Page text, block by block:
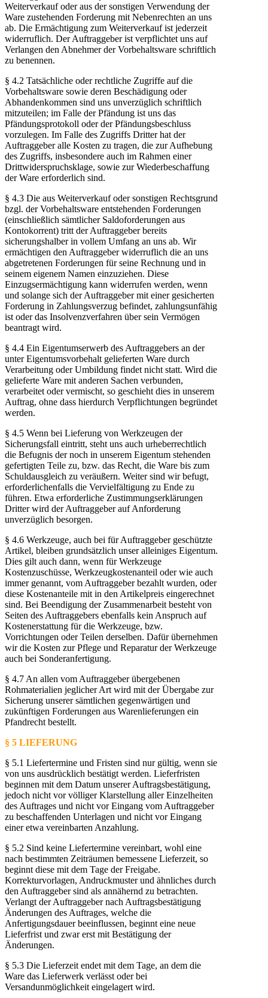
Weiterverkauf oder aus der sonstigen Verwendung der
Ware zustehenden Forderung mit Nebenrechten an uns
ab. Die Ermächtigung zum Weiterverkauf ist jederzeit
widerruflich. Der Auftraggeber ist verpflichtet uns auf
Verlangen den Abnehmer der Vorbehaltsware schriftlich
zu benennen.
§ 4.2 Tatsächliche oder rechtliche Zugriffe auf die
Vorbehaltsware sowie deren Beschädigung oder
Abhandenkommen sind uns unverzüglich schriftlich
mitzuteilen; im Falle der Pfändung ist uns das
Pfändungsprotokoll oder der Pfändungsbeschluss
vorzulegen. Im Falle des Zugriffs Dritter hat der
Auftraggeber alle Kosten zu tragen, die zur Aufhebung
des Zugriffs, insbesondere auch im Rahmen einer
Drittwiderspruchsklage, sowie zur Wiederbeschaffung
der Ware erforderlich sind.
§ 4.3 Die aus Weiterverkauf oder sonstigen Rechtsgrund
bzgl. der Vorbehaltsware entstehenden Forderungen
(einschließlich sämtlicher Saldoforderungen aus
Kontokorrent) tritt der Auftraggeber bereits
sicherungshalber in vollem Umfang an uns ab. Wir
ermächtigen den Auftraggeber widerruflich die an uns
abgetretenen Forderungen für seine Rechnung und in
seinem eigenem Namen einzuziehen. Diese
Einzugsermächtigung kann widerrufen werden, wenn
und solange sich der Auftraggeber mit einer gesicherten
Forderung in Zahlungsverzug befindet, zahlungsunfähig
ist oder das Insolvenzverfahren über sein Vermögen
beantragt wird.
§ 4.4 Ein Eigentumserwerb des Auftraggebers an der
unter Eigentumsvorbehalt gelieferten Ware durch
Verarbeitung oder Umbildung findet nicht statt. Wird die
gelieferte Ware mit anderen Sachen verbunden,
verarbeitet oder vermischt, so geschieht dies in unserem
Auftrag, ohne dass hierdurch Verpflichtungen begründet
werden.
§ 4.5 Wenn bei Lieferung von Werkzeugen der
Sicherungsfall eintritt, steht uns auch urheberrechtlich
die Befugnis der noch in unserem Eigentum stehenden
gefertigten Teile zu, bzw. das Recht, die Ware bis zum
Schuldausgleich zu veräußern. Weiter sind wir befugt,
erforderlichenfalls die Vervielfältigung zu Ende zu
führen. Etwa erforderliche Zustimmungserklärungen
Dritter wird der Auftraggeber auf Anforderung
unverzüglich besorgen.
§ 4.6 Werkzeuge, auch bei für Auftraggeber geschützte
Artikel, bleiben grundsätzlich unser alleiniges Eigentum.
Dies gilt auch dann, wenn für Werkzeuge
Kostenzuschüsse, Werkzeugkostenanteil oder wie auch
immer genannt, vom Auftraggeber bezahlt wurden, oder
diese Kostenanteile mit in den Artikelpreis eingerechnet
sind. Bei Beendigung der Zusammenarbeit besteht von
Seiten des Auftraggebers ebenfalls kein Anspruch auf
Kostenerstattung für die Werkzeuge, bzw.
Vorrichtungen oder Teilen derselben. Dafür übernehmen
wir die Kosten zur Pflege und Reparatur der Werkzeuge
auch bei Sonderanfertigung.
§ 4.7 An allen vom Auftraggeber übergebenen
Rohmaterialien jeglicher Art wird mit der Übergabe zur
Sicherung unserer sämtlichen gegenwärtigen und
zukünftigen Forderungen aus Warenlieferungen ein
Pfandrecht bestellt.
§ 5 LIEFERUNG
§ 5.1 Liefertermine und Fristen sind nur gültig, wenn sie
von uns ausdrücklich bestätigt werden. Lieferfristen
beginnen mit dem Datum unserer Auftragsbestätigung,
jedoch nicht vor völliger Klarstellung aller Einzelheiten
des Auftrages und nicht vor Eingang vom Auftraggeber
zu beschaffenden Unterlagen und nicht vor Eingang
einer etwa vereinbarten Anzahlung.
§ 5.2 Sind keine Liefertermine vereinbart, wohl eine
nach bestimmten Zeiträumen bemessene Lieferzeit, so
beginnt diese mit dem Tage der Freigabe.
Korrekturvorlagen, Andruckmuster und ähnliches durch
den Auftraggeber sind als annähernd zu betrachten.
Verlangt der Auftraggeber nach Auftragsbestätigung
Änderungen des Auftrages, welche die
Anfertigungsdauer beeinflussen, beginnt eine neue
Lieferfrist und zwar erst mit Bestätigung der
Änderungen.
§ 5.3 Die Lieferzeit endet mit dem Tage, an dem die
Ware das Lieferwerk verlässt oder bei
Versandunmöglichkeit eingelagert wird.